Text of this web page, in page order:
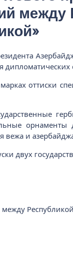
между
оттиски
орнаменты
вежа и
двух